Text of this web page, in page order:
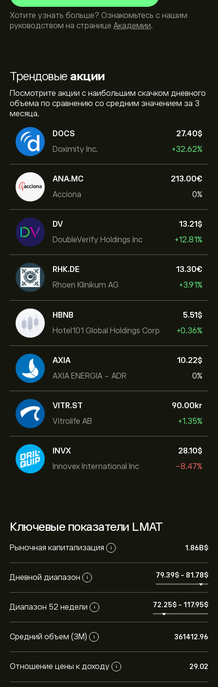
Трендовые акции
Посмотрите акции с наибольшим скачком дневного
объема по сравнению со средним значением за 3
месяца.
DOCS
Doximity Inc.
27.40‎$‎
+32.62%
ANA.MC
Acciona
213.00‎€‎
0%
DV
DoubleVerify Holdings Inc
13.21‎$‎
+12.81%
RHK.DE
Rhoen Klinikum AG
13.30‎€‎
+3.91%
HBNB
Hotel101 Global Holdings Corp
5.51‎$‎
+0.36%
AXIA
AXIA ENERGIA - ADR
10.22‎$‎
0%
VITR.ST
Vitrolife AB
90.00‎kr‎
+1.35%
INVX
Innovex International Inc
28.10‎$‎
-8.47%
Ключевые показатели LMAT
Рыночная капитализация i 1.86B‎$‎
Дневной диапазон i 79.39‎$‎ - 81.78‎$‎
Диапазон 52 недели i 72.25‎$‎ - 117.95‎$‎
Средний объем (3М) i 361412.96
Отношение цены к доходу i 29.02
Хотите узнать больше? Ознакомьтесь с нашим
руководством на странице Академии.